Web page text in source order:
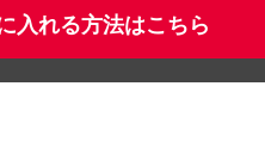
入れる方法はこちら